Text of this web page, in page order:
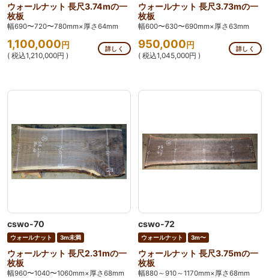
ウォールナット 長尺3.74mの一
枚板
幅690〜720〜780mm×厚さ64mm
1,100,000円
( 税込1,210,000円 )
詳しく
ウォールナット 長尺3.73mの一
枚板
幅600〜630〜690mm×厚さ63mm
950,000円
( 税込1,045,000円 )
詳しく
cswo-70
ウォールナット 3m未満
ウォールナット 長尺2.31mの一
枚板
幅960〜1040〜1060mm×厚さ68mm
cswo-72
ウォールナット 3m〜
ウォールナット 長尺3.75mの一
枚板
幅880～910～1170mm×厚さ68mm